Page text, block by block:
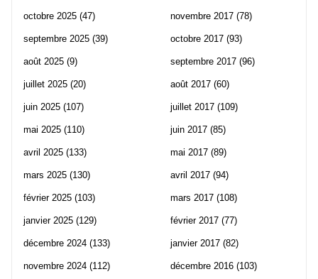
octobre 2025 (47)
septembre 2025 (39)
août 2025 (9)
juillet 2025 (20)
juin 2025 (107)
mai 2025 (110)
avril 2025 (133)
mars 2025 (130)
février 2025 (103)
janvier 2025 (129)
décembre 2024 (133)
novembre 2024 (112)
novembre 2017 (78)
octobre 2017 (93)
septembre 2017 (96)
août 2017 (60)
juillet 2017 (109)
juin 2017 (85)
mai 2017 (89)
avril 2017 (94)
mars 2017 (108)
février 2017 (77)
janvier 2017 (82)
décembre 2016 (103)